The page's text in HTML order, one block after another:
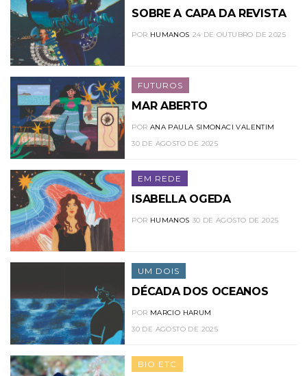
SOBRE A CAPA DA REVISTA
POR HUMANOS 24 DE OUTUBRO DE 2025
FUTUROS
MAR ABERTO
POR ANA PAULA SIMONACI VALENTIM
30 DE AGOSTO DE 2025
EM REDE
ISABELLA OGEDA
POR HUMANOS 30 DE AGOSTO DE 2025
UM DOIS
DÉCADA DOS OCEANOS
POR MARCIO HARUM
30 DE AGOSTO DE 2025
BIO ETC